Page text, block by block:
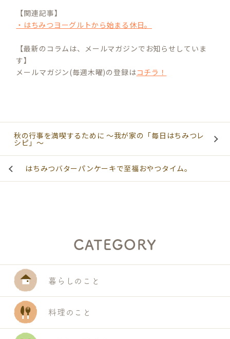
【関連記事】
・はちみつヨーグルトから始まる休日。
【最新のコラムは、メールマガジンでお知らせしていま
す】
メールマガジン(毎週木曜)の登録はコチラ！
秋の行事を満喫するために ～我が家の「毎日はちみつレ
シピ」～
はちみつバターパンケーキで至福おやつタイム。
CATEGORY
暮らしのこと
料理のこと